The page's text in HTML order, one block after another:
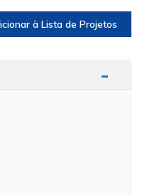
à Lista de Projetos